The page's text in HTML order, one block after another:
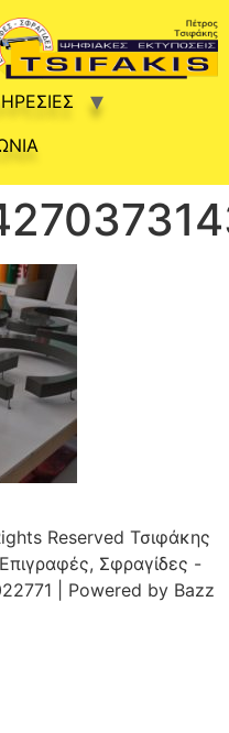
Reserved Τσιφάκης
Σφραγίδες -
| Powered by Bazz